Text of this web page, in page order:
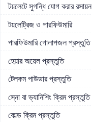
টয়লেটে সুগন্ধি যোগ করার রসায়ন
টয়লেট্রিজ ও পারফিউমারি
পারফিউমারি গোলাপজল প্রস্তুতি
হেয়ার অয়েল প্রস্তুতি
টেলকম পাউডার প্রস্তুতি
স্নো বা ভ্যানিশিং ক্রিম প্রস্তুতি
কোল্ড ক্রিম প্রস্তুতি